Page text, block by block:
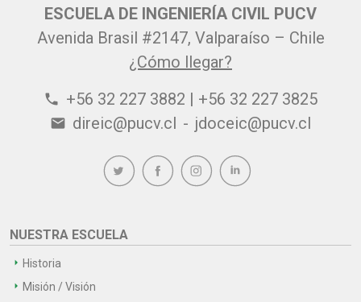
ESCUELA DE INGENIERÍA CIVIL PUCV
Avenida Brasil #2147, Valparaíso – Chile
¿Cómo llegar?
phone +56 32 227 3882 | +56 32 227 3825
email direic@pucv.cl - jdoceic@pucv.cl
NUESTRA ESCUELA
Historia
Misión / Visión